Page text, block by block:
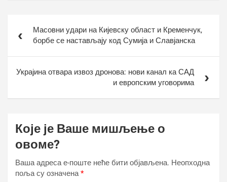
чланкаМасовни удари на Кијевску област и Кременчук,
борбе се настављају код Сумија и Славјанска
Украјина отвара извоз дронова: нови канал ка САД
и европским уговорима
Које је Ваше мишљење о
овоме?
Ваша адреса е-поште неће бити објављена. Неопходна
поља су означена*